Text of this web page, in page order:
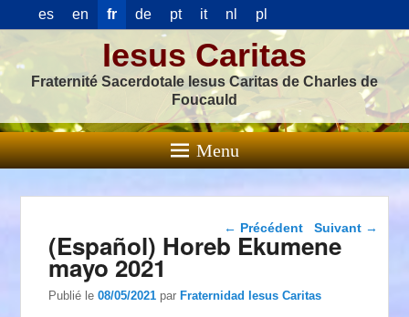
es en fr de pt it nl pl
Iesus Caritas
Fraternité Sacerdotale Iesus Caritas de Charles de
Foucauld
Menu
Navigation dans les
articles
← Précédent Suivant →
(Español) Horeb Ekumene
mayo 2021
Publié le08/05/2021 parFraternidad Iesus Caritas